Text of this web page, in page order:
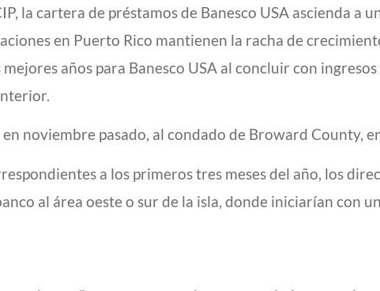
la cartera de préstamos de Banesco USA ascienda a
en Puerto Rico mantienen la racha de
años para Banesco USA al concluir con
noviembre pasado, al condado de Broward County,
a los primeros tres meses del año, los
al área oeste o sur de la isla, donde iniciarían con